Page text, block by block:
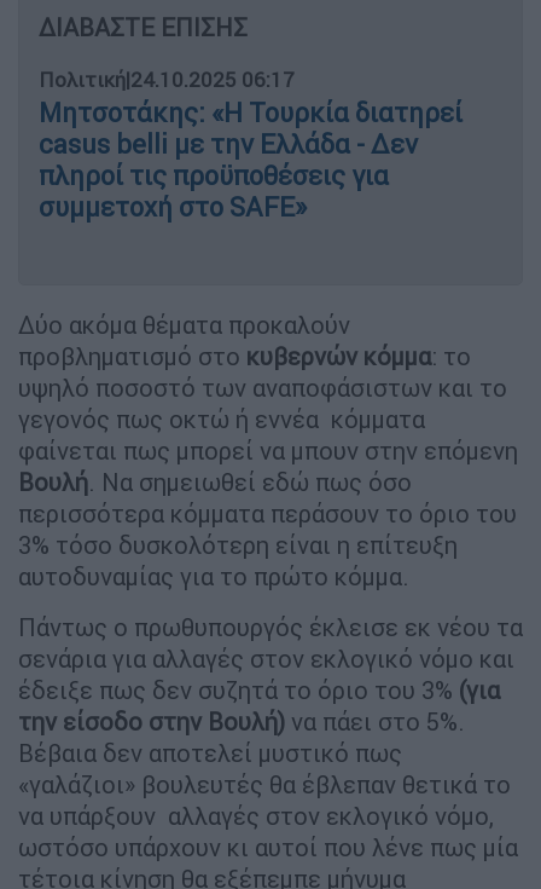
ΔΙΑΒΑΣΤΕ ΕΠΙΣΗΣ
Πολιτική|24.10.2025 06:17
Μητσοτάκης: «Η Τουρκία διατηρεί
casus belli με την Ελλάδα - Δεν
πληροί τις προϋποθέσεις για
συμμετοχή στο SAFE»
Δύο ακόμα θέματα προκαλούν
προβληματισμό στο κυβερνών κόμμα: το
υψηλό ποσοστό των αναποφάσιστων και το
γεγονός πως οκτώ ή εννέα κόμματα
φαίνεται πως μπορεί να μπουν στην επόμενη
Βουλή. Να σημειωθεί εδώ πως όσο
περισσότερα κόμματα περάσουν το όριο του
3% τόσο δυσκολότερη είναι η επίτευξη
αυτοδυναμίας για το πρώτο κόμμα.
Πάντως ο πρωθυπουργός έκλεισε εκ νέου τα
σενάρια για αλλαγές στον εκλογικό νόμο και
έδειξε πως δεν συζητά το όριο του 3% (για
την είσοδο στην Βουλή) να πάει στο 5%.
Βέβαια δεν αποτελεί μυστικό πως
«γαλάζιοι» βουλευτές θα έβλεπαν θετικά το
να υπάρξουν αλλαγές στον εκλογικό νόμο,
ωστόσο υπάρχουν κι αυτοί που λένε πως μία
τέτοια κίνηση θα εξέπεμπε μήνυμα